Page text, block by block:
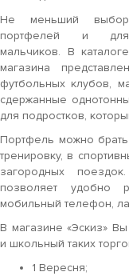
Не меньший выбор
портфелей и для
мальчиков. В каталоге
магазина
футбольных клубов,
сдержанные
для подростков,
Портфель можно
тренировку, в
загородных
позволяет удобно
мобильный телефон,
В магазине «Эскиз»
и школьный таких
1 Вересня;